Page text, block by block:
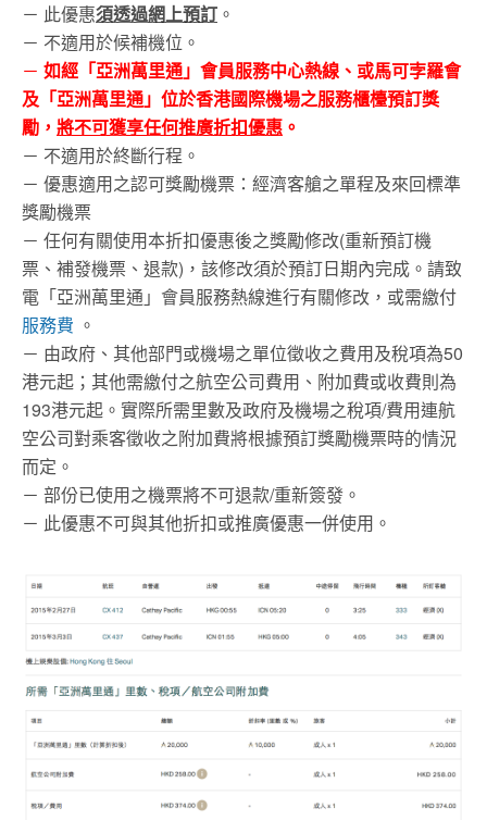
－ 此優惠須透過網上預訂 。
－ 不適用於候補機位。
－ 如經「亞洲萬里通」會員服務中心熱線、或馬可孛羅會
及「亞洲萬里通」位於香港國際機場之服務櫃檯預訂獎
勵， 將不可獲享任何推廣折扣優惠 。
－ 不適用於終斷行程。
－ 優惠適用之認可獎勵機票：經濟客艙之單程及來回標準
獎勵機票
－ 任何有關使用本折扣優惠後之獎勵修改(重新預訂機
票、補發機票、退款)，該修改須於預訂日期內完成。請致
電「亞洲萬里通」會員服務熱線進行有關修改，或需繳付
服務費 。
－ 由政府、其他部門或機場之單位徵收之費用及稅項為50
港元起；其他需繳付之航空公司費用、附加費或收費則為
193港元起。實際所需里數及政府及機場之稅項/費用連航
空公司對乘客徵收之附加費將根據預訂獎勵機票時的情況
而定。
－ 部份已使用之機票將不可退款/重新簽發。
－ 此優惠不可與其他折扣或推廣優惠一併使用。